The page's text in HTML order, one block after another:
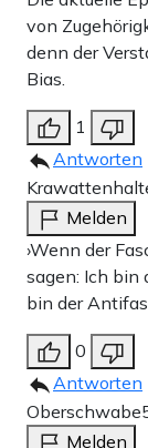
von
denn der
Bias.
1
Antworten
Melden
›Wenn der
sagen: Ich bin
bin der
0
Antworten
Melden